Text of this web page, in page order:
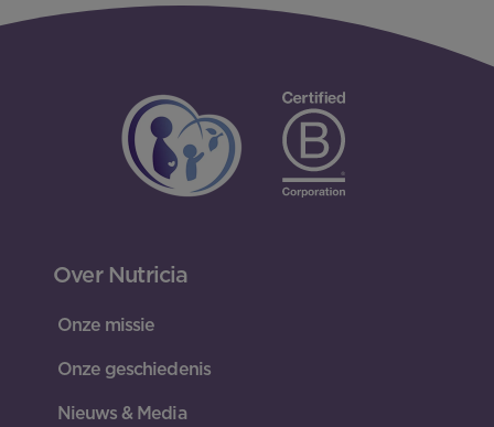
Over Nutricia
Onze missie
Onze geschiedenis
Nieuws & Media